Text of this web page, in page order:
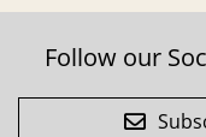
Follow our